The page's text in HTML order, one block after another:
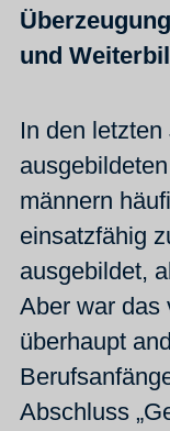
und
In den
männern
einsatzfähig
ausgebildet,
Aber war das
überhaupt
Abschluss